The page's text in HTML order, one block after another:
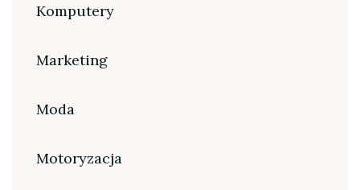
Komputery
Marketing
Moda
Motoryzacja